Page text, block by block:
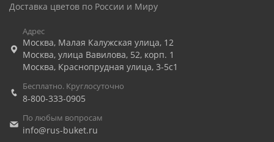
Доставка цветов по России и Миру
Адрес
Москва, Малая Калужская улица, 12
Москва, улица Вавилова, 52, корп. 1
Москва, Краснопрудная улица, 3-5с1
Бесплатно. Круглосуточно
8-800-333-0905
По любым вопросам
info@rus-buket.ru